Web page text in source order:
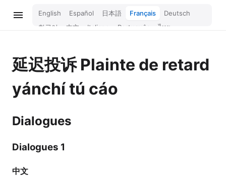
English Español 日本語 Français
Deutsch
한국어
中文 Italiano Português
ไทย
Bahasa Indonesia
延迟投诉 Plainte de retard
yánchí tú cáo
Dialogues
Dialogues 1
中文